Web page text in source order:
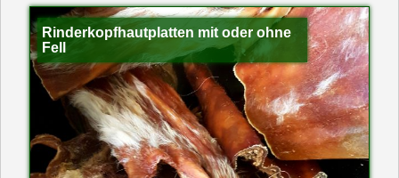
Rinderkopfhautplatten mit oder ohne
Fell